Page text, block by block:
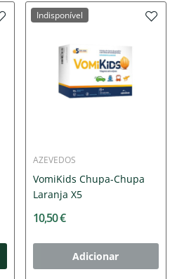
Indisponível
AZEVEDOS
VomiKids Chupa-Chupa
Laranja X5
10,50 €
Adicionar